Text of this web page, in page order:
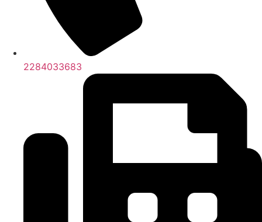
2284033683